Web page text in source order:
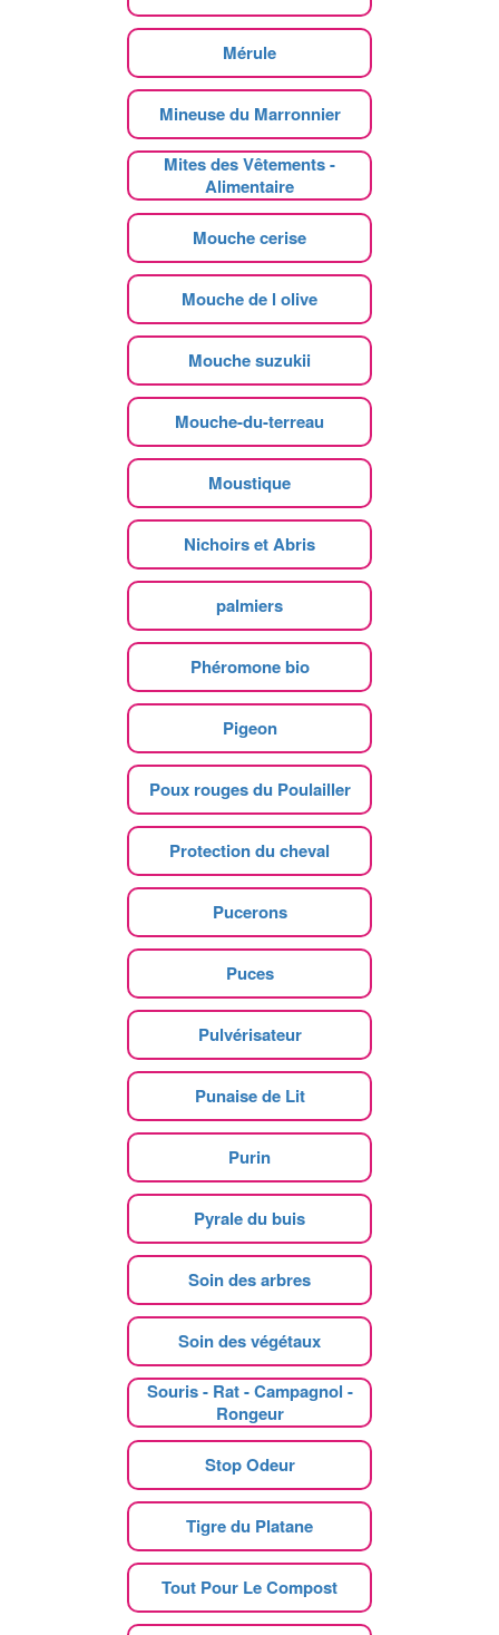
Mérule
Mineuse du Marronnier
Mites des Vêtements -
Alimentaire
Mouche cerise
Mouche de l olive
Mouche suzukii
Mouche-du-terreau
Moustique
Nichoirs et Abris
palmiers
Phéromone bio
Pigeon
Poux rouges du Poulailler
Protection du cheval
Pucerons
Puces
Pulvérisateur
Punaise de Lit
Purin
Pyrale du buis
Soin des arbres
Soin des végétaux
Souris - Rat - Campagnol -
Rongeur
Stop Odeur
Tigre du Platane
Tout Pour Le Compost